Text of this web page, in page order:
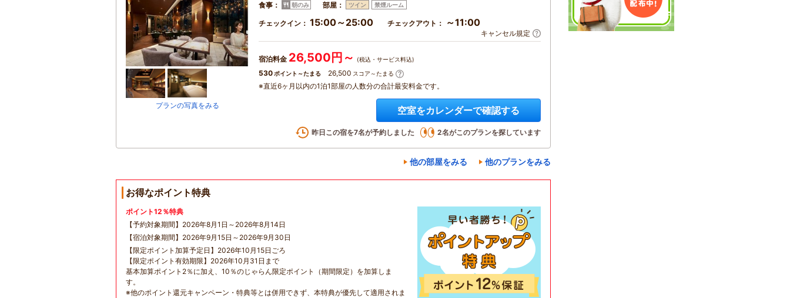
プランの写真をみる
食事： 朝のみ 部屋： ツイン 禁煙ルーム
チェックイン： 15:00～25:00 チェックアウト： ～11:00
キャンセル規定
宿泊料金 26,500円～ (税込・サービス料込)
530 ポイント～たまる 26,500 スコア～たまる
※直近6ヶ月以内の1泊1部屋の人数分の合計最安料金です。
空室をカレンダーで確認する
昨日この宿を7名が予約しました 2名がこのプランを探しています
他の部屋をみる 他のプランをみる
お得なポイント特典
ポイント12％特典
【予約対象期間】2026年8月1日～2026年8月14日
【宿泊対象期間】2026年9月15日～2026年9月30日
【限定ポイント加算予定日】2026年10月15日ごろ
【限定ポイント有効期限】2026年10月31日まで
基本加算ポイント2％に加え、10％のじゃらん限定ポイント（期間限定）を加算しま
す。
※他のポイント還元キャンペーン・特典等とは併用できず、本特典が優先して適用されま